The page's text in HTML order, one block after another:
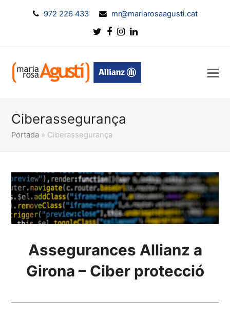
972 226 433 mr@mariarosaagusti.cat
Twitter
Facebook
Instagram
LinkedIn
Ciberassegurança
Portada » Ciberassegurança
Assegurances Allianz a
Girona – Ciber protecció